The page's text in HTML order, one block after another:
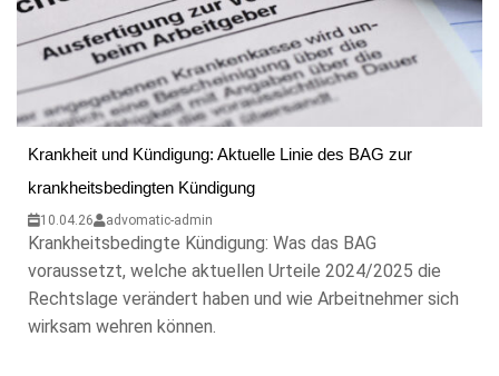
Krankheit und Kündigung: Aktuelle Linie des BAG zur
krankheitsbedingten Kündigung
10.04.26 advomatic-admin
Krankheitsbedingte Kündigung: Was das BAG
voraussetzt, welche aktuellen Urteile 2024/2025 die
Rechtslage verändert haben und wie Arbeitnehmer sich
wirksam wehren können.